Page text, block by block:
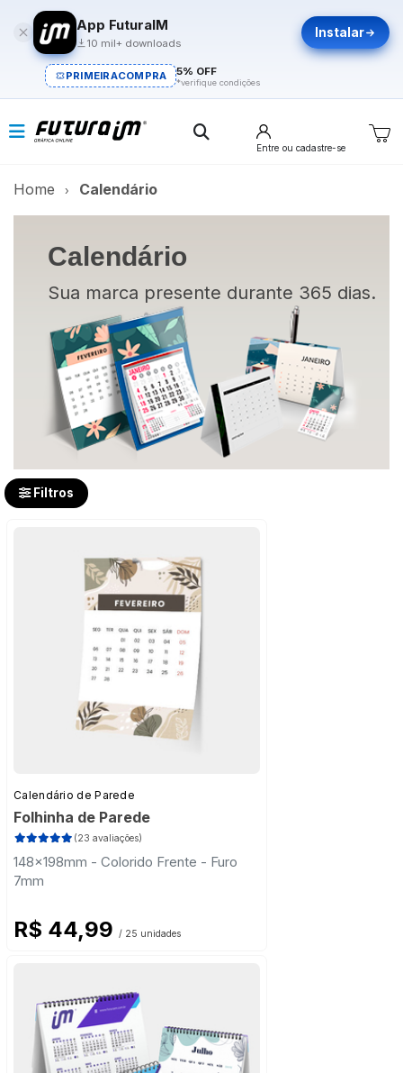
App FuturaIM
10 mil+ downloads
Instalar
PRIMEIRACOMPRA 5% OFF
*verifique condições
Entre ou cadastre-se
Home Calendário
Calendário
Sua marca presente durante 365 dias.
Filtros
Calendário de Parede
Folhinha de Parede
(23 avaliações)
148x198mm - Colorido Frente - Furo
7mm
R$ 44,99 / 25 unidades